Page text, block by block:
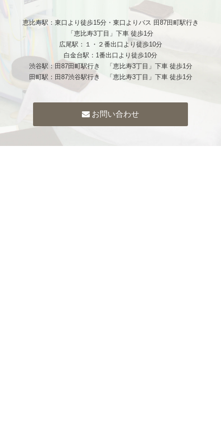
恵比寿駅：東口より徒歩15分・東口よりバス 田87田町駅行き
「恵比寿3丁目」下車 徒歩1分
広尾駅：１・２番出口より徒歩10分
白金台駅：1番出口より徒歩10分
渋谷駅：田87田町駅行き 「恵比寿3丁目」下車 徒歩1分
田町駅：田87渋谷駅行き 「恵比寿3丁目」下車 徒歩1分
お問い合わせ